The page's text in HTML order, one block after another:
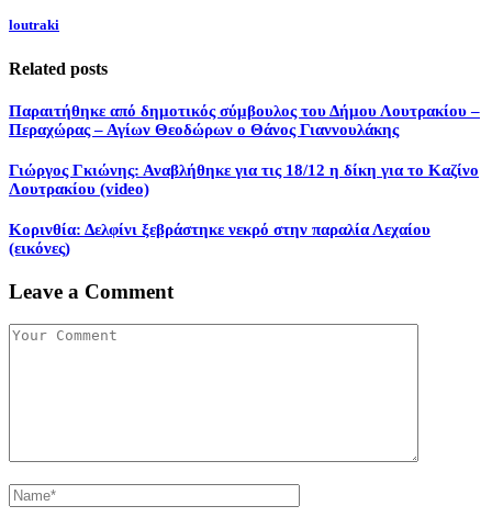
loutraki
Related posts
Παραιτήθηκε από δημοτικός σύμβουλος του Δήμου Λουτρακίου –
Περαχώρας – Αγίων Θεοδώρων o Θάνος Γιαννουλάκης
Γιώργος Γκιώνης: Αναβλήθηκε για τις 18/12 η δίκη για το Καζίνο
Λουτρακίου (video)
Κορινθία: Δελφίνι ξεβράστηκε νεκρό στην παραλία Λεχαίου
(εικόνες)
Leave a Comment